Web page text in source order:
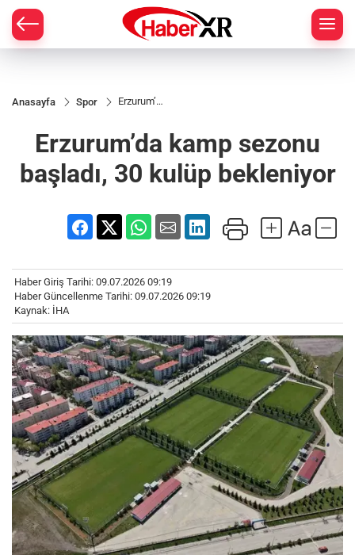
Anasayfa Spor
Erzurum’da
başladı, 30
kulüp
bekleniyor
Erzurum’da kamp sezonu
başladı, 30 kulüp bekleniyor
Haber Giriş Tarihi: 09.07.2026 09:19
Haber Güncellenme Tarihi: 09.07.2026 09:19
Kaynak: İHA